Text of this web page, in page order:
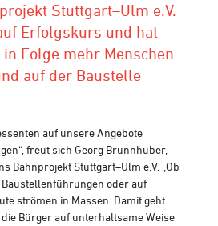
Stuttgart–Ulm e.V.
Erfolgskurs und hat
Folge mehr Menschen
auf der Baustelle
auf unsere Angebote
freut sich Georg Brunnhuber,
Bahnprojekt Stuttgart–Ulm e.V. „Ob
oder auf
strömen in Massen. Damit geht
Bürger auf unterhaltsame Weise